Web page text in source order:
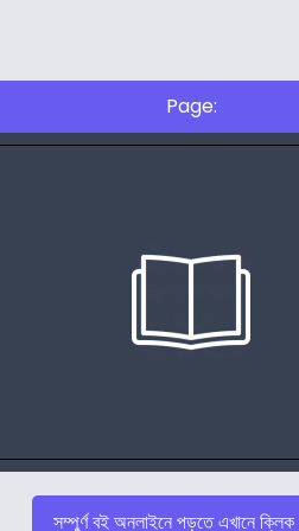
Page:
সম্পুর্ণ বই অনলাইনে পড়তে এখানে